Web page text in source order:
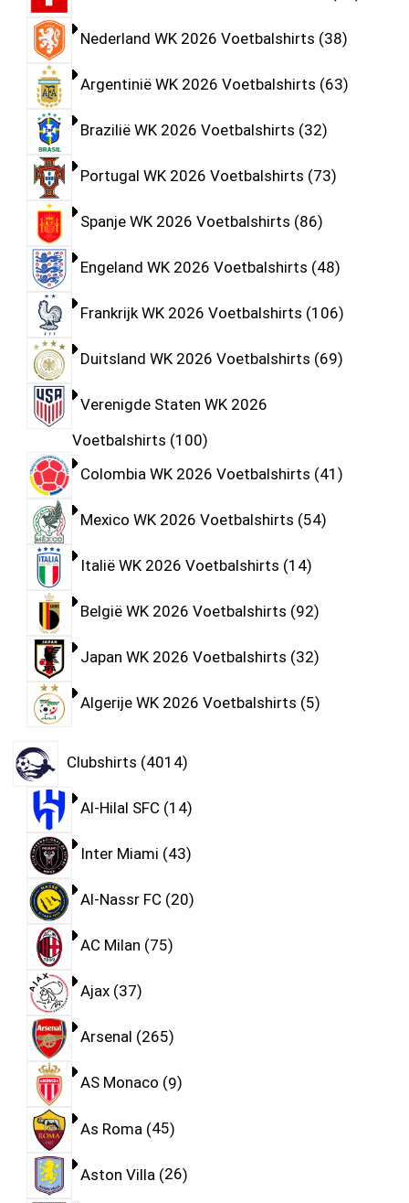
Nederland WK 2026 Voetbalshirts 38
Argentinië WK 2026 Voetbalshirts 63
Brazilië WK 2026 Voetbalshirts 32
Portugal WK 2026 Voetbalshirts 73
Spanje WK 2026 Voetbalshirts 86
Engeland WK 2026 Voetbalshirts 48
Frankrijk WK 2026 Voetbalshirts 106
Duitsland WK 2026 Voetbalshirts 69
Verenigde Staten WK 2026
Voetbalshirts 100
Colombia WK 2026 Voetbalshirts 41
Mexico WK 2026 Voetbalshirts 54
Italië WK 2026 Voetbalshirts 14
België WK 2026 Voetbalshirts 92
Japan WK 2026 Voetbalshirts 32
Algerije WK 2026 Voetbalshirts 5
Clubshirts 4014
Al-Hilal SFC 14
Inter Miami 43
Al-Nassr FC 20
AC Milan 75
Ajax 37
Arsenal 265
AS Monaco 9
As Roma 45
Aston Villa 26